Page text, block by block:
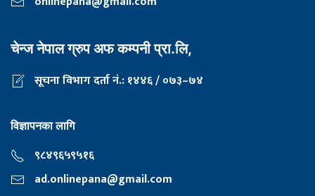
चेन्ज नेपाल ग्रुप अफ कम्पनी प्रा.लि,
सूचना विभाग दर्ता नं.: १४४६ / ०७३–७४
विज्ञापनका लागि
९८४९६५९५१६
ad.onlinepana@gmail.com